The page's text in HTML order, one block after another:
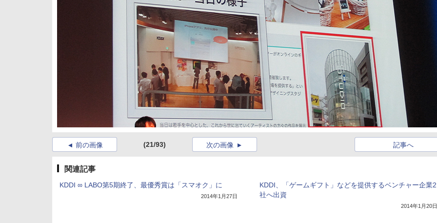
前の画像 (21/93) 記事へ
次の画像
関連記事
KDDI ∞ LABO第5期終了、最優秀賞は「スマオク」に
2014年1月27日
KDDI、「ゲームギフト」などを提供するベンチャー企業2
社へ出資
2014年1月20日